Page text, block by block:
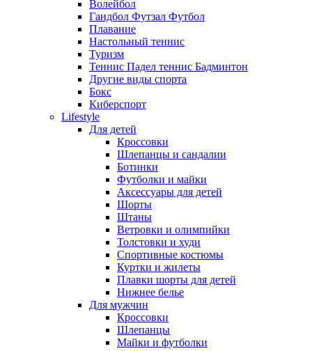
Волейбол
Гандбол Футзал Футбол
Плавание
Настольный теннис
Туризм
Теннис Падел теннис Бадминтон
Другие виды спорта
Бокс
Киберспорт
Lifestyle
Для детей
Кроссовки
Шлепанцы и сандалии
Ботинки
Футболки и майки
Аксессуары для детей
Шорты
Штаны
Ветровки и олимпийки
Толстовки и худи
Спортивные костюмы
Куртки и жилеты
Плавки шорты для детей
Нижнее белье
Для мужчин
Кроссовки
Шлепанцы
Майки и футболки